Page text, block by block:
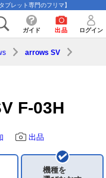
レット専門のフリマ】
ガイド 出品 ログイン
arrows SV
F-03H
出品
機種を